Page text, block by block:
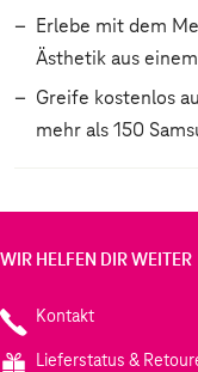
Erlebe mit dem
Ästhetik aus
Greife kostenlos
mehr als 150
WIR HELFEN DIR WEITER
Kontakt
Lieferstatus &